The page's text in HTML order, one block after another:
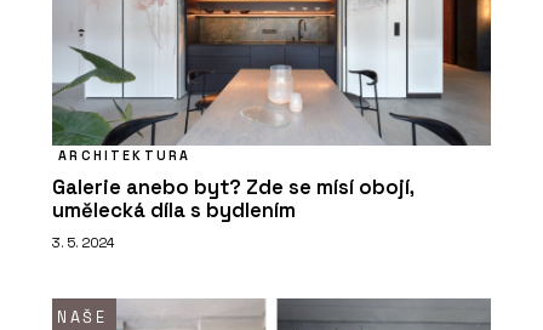
ARCHITEKTURA
Galerie anebo byt? Zde se mísí obojí,
umělecká díla s bydlením
3. 5. 2024
NAŠE